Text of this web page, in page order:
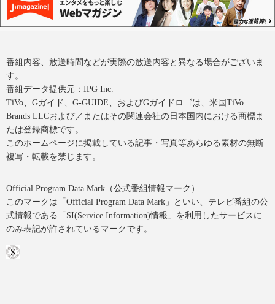
番組内容、放送時間などが実際の放送内容と異なる場合がございま
す。
番組データ提供元：IPG Inc.
TiVo、Gガイド、G-GUIDE、およびGガイドロゴは、米国TiVo
Brands LLCおよび／またはその関連会社の日本国内における商標ま
たは登録商標です。
このホームページに掲載している記事・写真等あらゆる素材の無断
複写・転載を禁じます。
Official Program Data Mark（公式番組情報マーク）
このマークは「Official Program Data Mark」といい、テレビ番組の公
式情報である「SI(Service Information)情報」を利用したサービスに
のみ表記が許されているマークです。